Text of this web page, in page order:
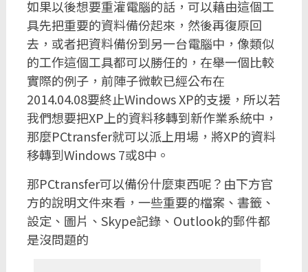
如果以後想要重灌電腦的話，可以藉由這個工
具先把重要的資料備份起來，然後再復原回
去，或者把資料備份到另一台電腦中，像類似
的工作這個工具都可以勝任的，在舉一個比較
實際的例子，前陣子微軟已經公布在
2014.04.08要終止Windows XP的支援，所以若
我們想要把XP上的資料移轉到新作業系統中，
那麼PCtransfer就可以派上用場，將XP的資料
移轉到Windows 7或8中。
那PCtransfer可以備份什麼東西呢？由下方官
方的說明文件來看，一些重要的檔案、書籤、
設定、圖片、Skype記錄、Outlook的郵件都
是沒問題的